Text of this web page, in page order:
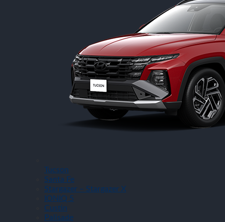
Tucson
Santa Fe
Stargazer – Stargazer X
IONIQ 5
Custin
Palisade